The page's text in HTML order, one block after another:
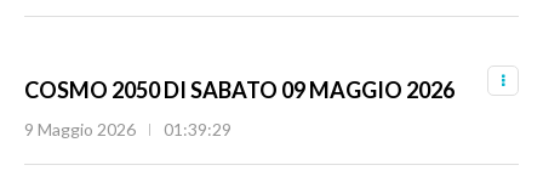
COSMO 2050 DI SABATO 09 MAGGIO 2026
9 Maggio 2026 01:39:29